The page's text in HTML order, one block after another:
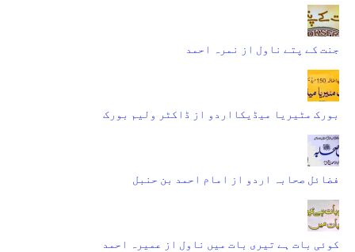
جنت کے پتے ناول از نمرہ احمد
بورک مٹیریا میڈیکااردو از ڈاکٹر ولیم بورک
فضائل صحابہ اردو از امام احمد بن حنبل
کوئی بات ہے تیری بات میں ناول از عمیرہ احمد